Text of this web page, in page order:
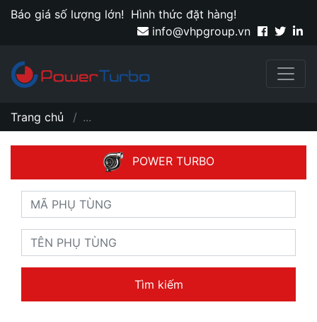
Báo giá số lượng lớn! Hình thức đặt hàng!
info@vhpgroup.vn
Trang chủ ...
POWER TURBO
Tìm kiếm